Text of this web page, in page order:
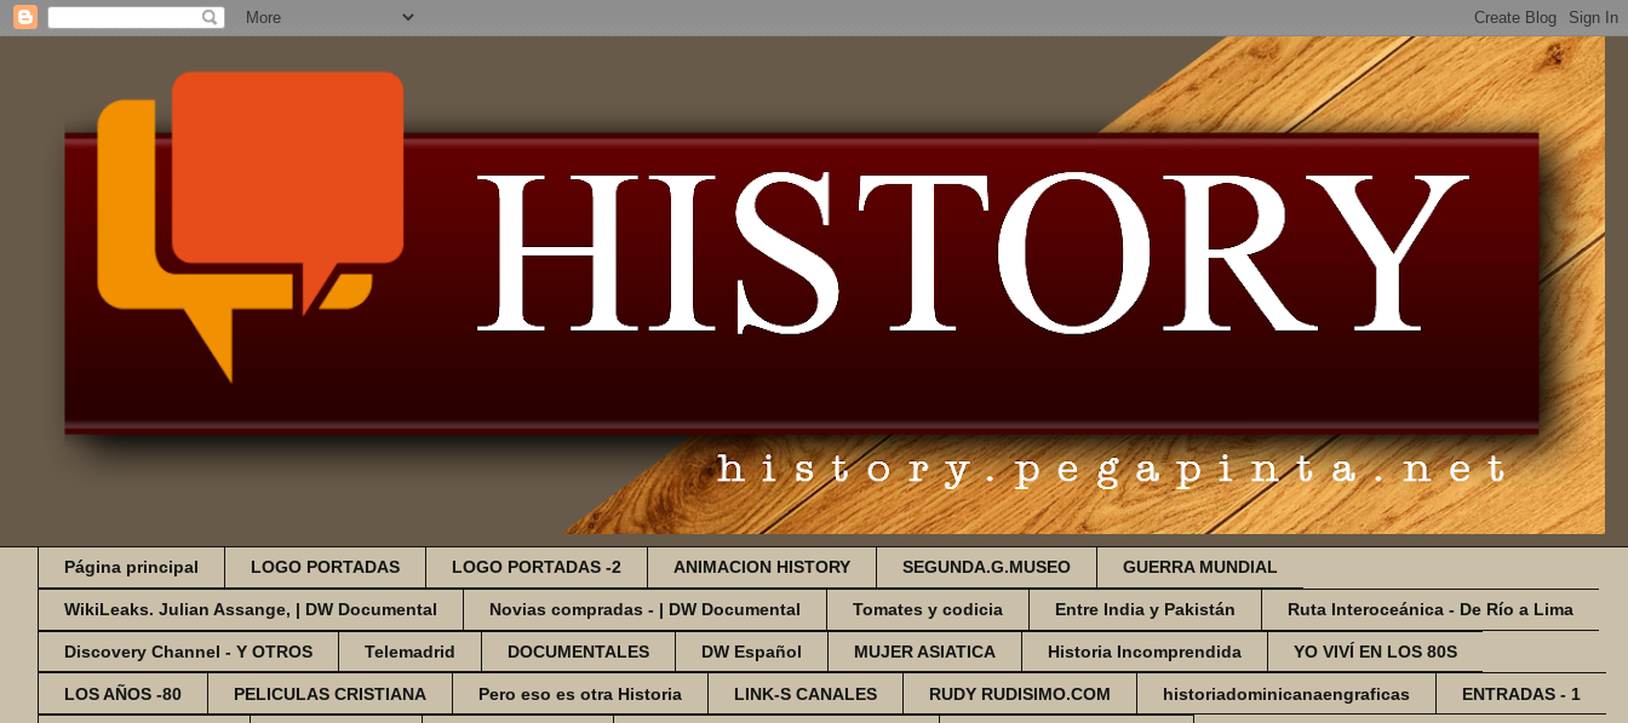
Página principal LOGO PORTADAS LOGO PORTADAS -2 ANIMACION HISTORY SEGUNDA.G.MUSEO GUERRA MUNDIAL
WikiLeaks. Julian Assange, | DW Documental Novias compradas - | DW Documental Tomates y codicia Entre India y Pakistán Ruta Interoceánica - De Río a Lima
Discovery Channel - Y OTROS Telemadrid DOCUMENTALES DW Español MUJER ASIATICA Historia Incomprendida YO VIVÍ EN LOS 80S
LOS AÑOS -80 PELICULAS CRISTIANA Pero eso es otra Historia LINK-S CANALES RUDY RUDISIMO.COM historiadominicanaengraficas ENTRADAS - 1